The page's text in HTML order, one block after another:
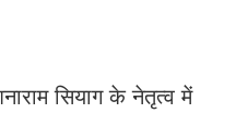
सियाग के नेतृत्व में